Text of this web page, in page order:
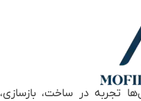
تجربه در ساخت، بازسازی،